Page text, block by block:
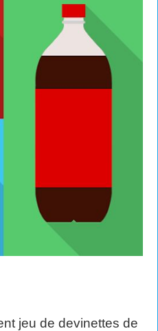
jeu de devinettes de